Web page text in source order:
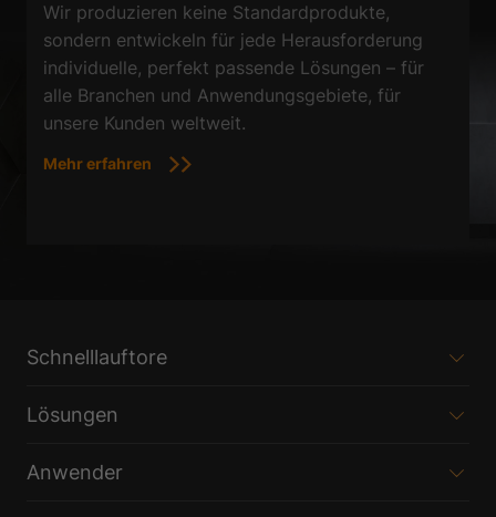
Wir produzieren keine Standardprodukte,
sondern entwickeln für jede Herausforderung
individuelle, perfekt passende Lösungen – für
alle Branchen und Anwendungsgebiete, für
unsere Kunden weltweit.
Mehr erfahren
Schnelllauftore
Lösungen
Anwender